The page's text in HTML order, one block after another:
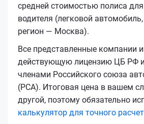
средней стоимостью полиса
водителя (легковой
регион — Москва).
Все представленные компании
действующую лицензию ЦБ РФ
членами Российского союза
(РСА). Итоговая цена в вашем
другой, поэтому обязательно
калькулятор для точного